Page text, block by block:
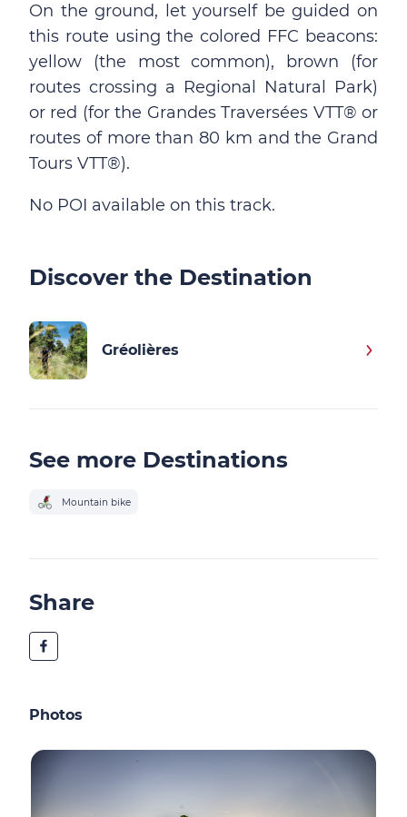
On the ground, let yourself be guided on
this route using the colored FFC beacons:
yellow (the most common), brown (for
routes crossing a Regional Natural Park)
or red (for the Grandes Traversées VTT® or
routes of more than 80 km and the Grand
Tours VTT®).
No POI available on this track.
Discover the Destination
Gréolières
See more Destinations
Mountain bike
Share
Photos